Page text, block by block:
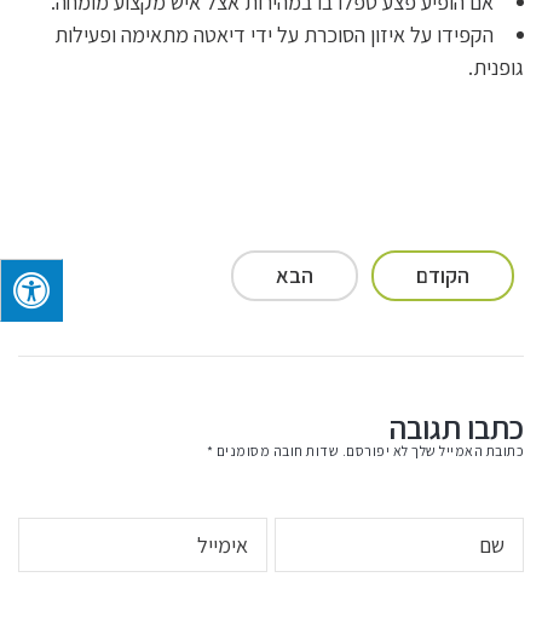
הקפידו על איזון הסוכרת על ידי דיאטה מתאימה ופעילות
גופנית.
הקודם הבא
כתבו תגובה
כתובת האמייל שלך לא יפורסם. שדות חובה מסומנים *